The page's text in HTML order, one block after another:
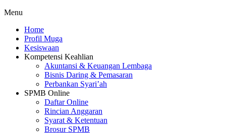
Menu
Home
Profil Muga
Kesiswaan
Kompetensi Keahlian
Akuntansi & Keuangan Lembaga
Bisnis Daring & Pemasaran
Perbankan Syari’ah
SPMB Online
Daftar Online
Rincian Anggaran
Syarat & Ketentuan
Brosur SPMB